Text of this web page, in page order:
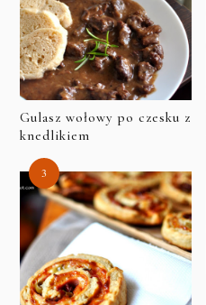
Gulasz wołowy po czesku z
knedlikiem